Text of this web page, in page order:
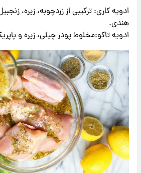
ادویه کاری: ترکیبی از زردچوبه، زیره،
هندی.
ادویه تاکو:مخلوط پودر چیلی، زیره و